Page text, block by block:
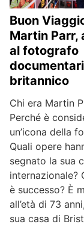
Buon
Martin Parr,
al fotografo
britannico
Chi era Martin
Perché è
un’icona della
Quali opere
segnato la sua
internazionale?
è successo? È
all’età di 73
sua casa di